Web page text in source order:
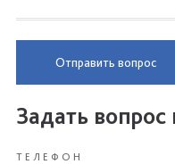
Отправить вопрос
Задать
ТЕЛЕФОН